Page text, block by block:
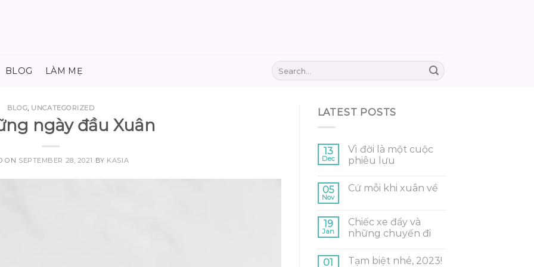
BLOG LÀM MẸ
BLOG, UNCATEGORIZED
ngày đầu Xuân
ON SEPTEMBER 28, 2021 BY KASIA
LATEST POSTS
13
Dec
Vì đời là một cuộc
phiêu lưu
05
Nov
Cứ mỗi khi xuân về
19
Jan
Chiếc xe đẩy và
những chuyến đi
01 Tạm biệt nhé, 2023!